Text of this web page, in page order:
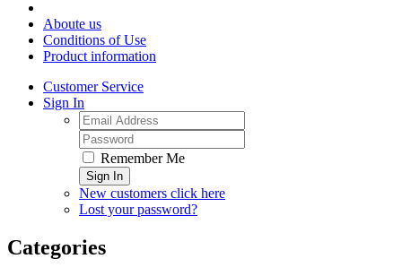
Aboute us
Conditions of Use
Product information
Customer Service
Sign In
Remember Me
Sign In
New customers click here
Lost your password?
Categories